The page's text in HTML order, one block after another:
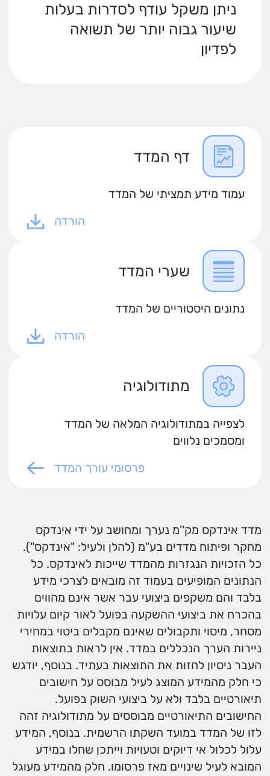
ניתן משקל עודף לסדרות בעלות
שיעור גבוה יותר של תשואה
לפדיון
דף המדד
עמוד מידע תמציתי של המדד
הורדה
שערי המדד
נתונים היסטוריים של המדד
הורדה
מתודולוגיה
לצפייה במתודולוגיה המלאה של המדד
ומסמכים נלווים
פרסומי עורך המדד
מדד אינדקס מק''מ נערך ומחושב על ידי אינדקס
מחקר ופיתוח מדדים בע"מ (להלן ולעיל: "אינדקס").
כל הזכויות הנגזרות מהמדד שייכות לאינדקס. כל
הנתונים המופיעים בעמוד זה מובאים לצרכי מידע
בלבד והם משקפים ביצועי עבר אשר אינם מהווים
בהכרח את ביצועי ההשקעה בפועל לאור קיום עלויות
מסחר, מיסוי ותקבולים שאינם מקבלים ביטוי במחירי
ניירות הערך הנכללים במדד. אין לראות בתוצאות
העבר ניסיון לחזות את התוצאות בעתיד. בנוסף, יודגש
כי חלק מהמידע המוצג לעיל מבוסס על חישובים
תיאורטיים בלבד ולא על ביצועי השוק בפועל.
החישובים התיאורטיים מבוססים על מתודולוגיה זהה
לזו של המדד במועד השקתו הרשמית. בנוסף, המידע
עלול לכלול אי דיוקים וטעויות וייתכן שחלו במידע
המובא לעיל שינויים מאז פרסומו. חלק מהמידע מעוגל